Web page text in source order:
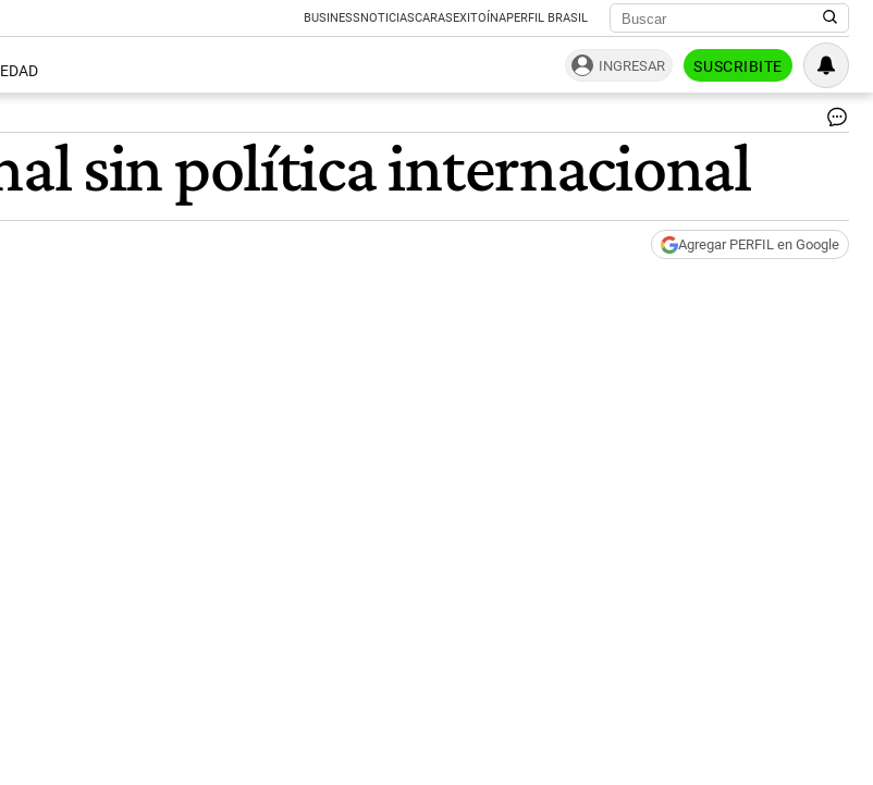
BUSINESSNOTICIASCARASEXITOÍNAPERFIL BRASIL
INGRESAR SUSCRIBITE
sin política internacional
Agregar PERFIL en Google